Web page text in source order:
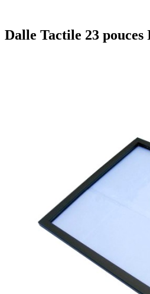
Dalle Tactile 23